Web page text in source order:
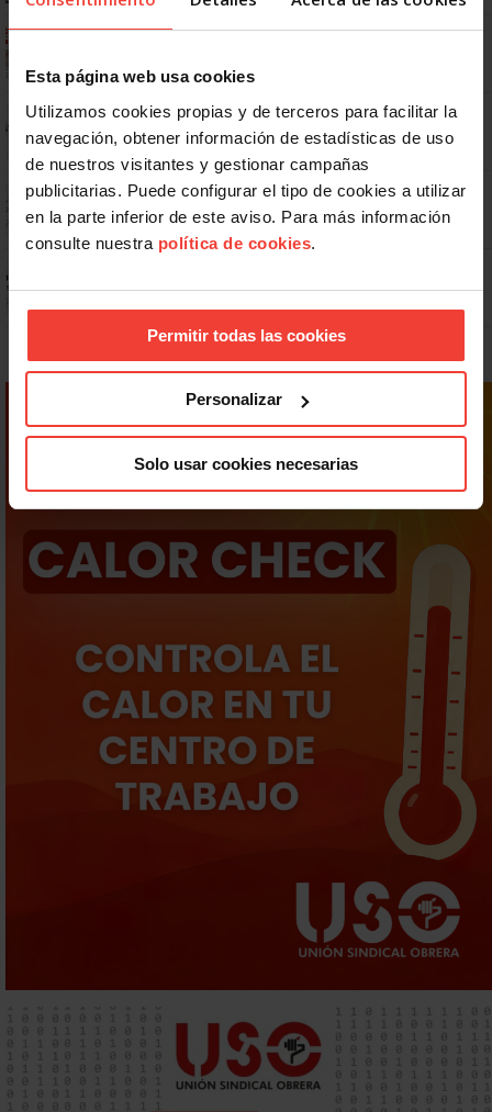
Esta página web usa cookies
Utilizamos cookies propias y de terceros para facilitar la
navegación, obtener información de estadísticas de uso
de nuestros visitantes y gestionar campañas
publicitarias. Puede configurar el tipo de cookies a utilizar
en la parte inferior de este aviso. Para más información
consulte nuestra política de cookies.
Permitir todas las cookies
Personalizar
Solo usar cookies necesarias
Ya os podéis descargar la app de USO
No: si un festivo cae en sábado, no tienen por qué darte un día
libre
Dudas frecuentes sobre las vacaciones
Correos